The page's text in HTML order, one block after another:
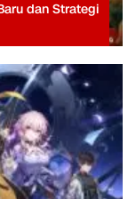
dan Strategi